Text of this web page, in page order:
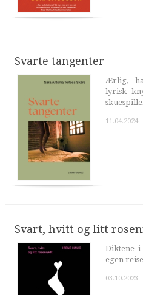
Svarte tangenter
Ærlig,
lyrisk
11.04.2024
Svart, hvitt og litt
Diktene
egen
03.10.2023